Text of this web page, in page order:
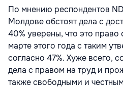
По мнению респондентов
Молдове обстоят дела с
40% уверены, что это
марте этого года с таким
согласно 47%. Хуже всего,
дела с правом на труд и
также свободными и